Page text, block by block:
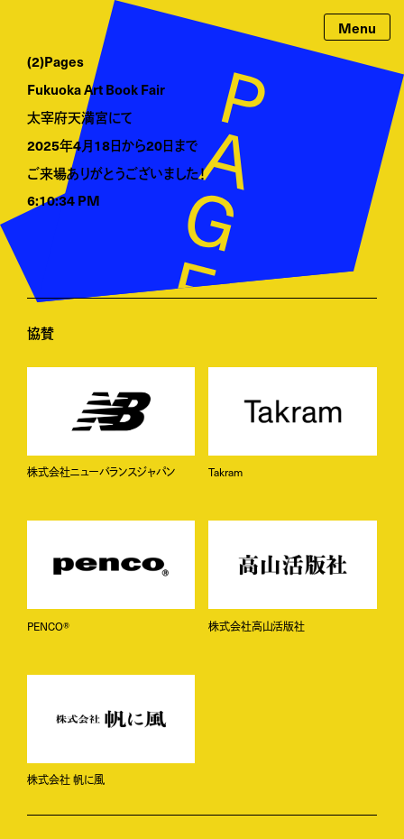
(2)Pages
Fukuoka Art Book Fair
太宰府天満宮にて
2025年4月18日から20日まで
ご来場ありがとうございました！
6:10:34 PM
協賛
株式会社ニューバランスジャパン Takram
PENCO® 株式会社高山活版社
株式会社 帆に風